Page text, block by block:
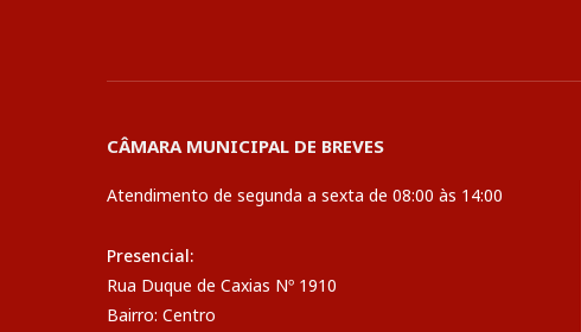
CÂMARA MUNICIPAL DE BREVES
Atendimento de segunda a sexta de 08:00 às 14:00
Presencial:
Rua Duque de Caxias Nº 1910
Bairro: Centro